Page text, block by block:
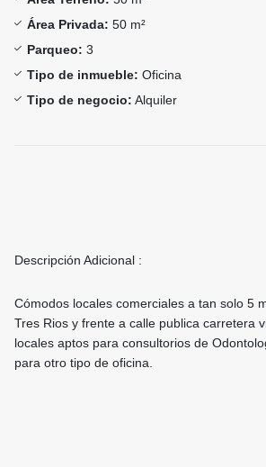
Área Privada: 50 m²
Parqueo: 3
Tipo de inmueble: Oficina
Tipo de negocio: Alquiler
Descripción Adicional :
Cómodos locales comerciales a tan solo 5
Tres Rios y frente a calle publica carretera
locales aptos para consultorios de
para otro tipo de oficina.